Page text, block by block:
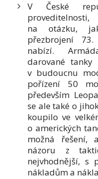
V České
na otázku,
přezbrojení
nabízí.
darované tanky
v budoucnu
pořízení 50
především
se ale také o
koupilo ve
o amerických
možná řešení,
názoru z
nejvhodnější, s
nákladům a